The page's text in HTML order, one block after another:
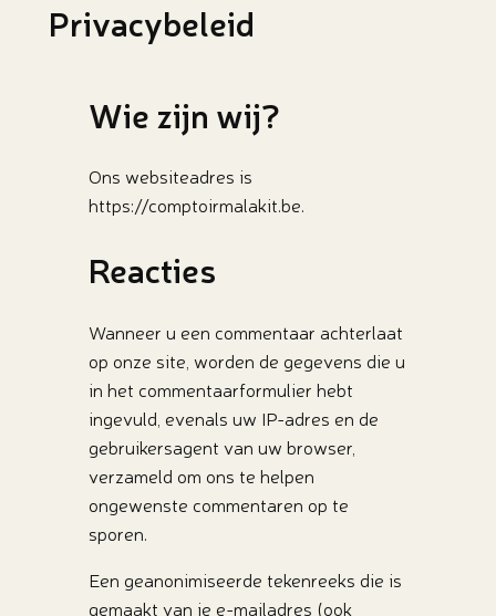
Privacybeleid
Wie zijn wij?
Ons websiteadres is
https://comptoirmalakit.be.
Reacties
Wanneer u een commentaar achterlaat
op onze site, worden de gegevens die u
in het commentaarformulier hebt
ingevuld, evenals uw IP-adres en de
gebruikersagent van uw browser,
verzameld om ons te helpen
ongewenste commentaren op te
sporen.
Een geanonimiseerde tekenreeks die is
gemaakt van je e-mailadres (ook